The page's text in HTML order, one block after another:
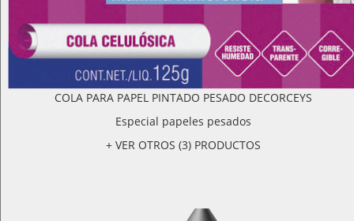
COLA PARA PAPEL PINTADO PESADO DECORCEYS
Especial papeles pesados
+ VER OTROS (3) PRODUCTOS